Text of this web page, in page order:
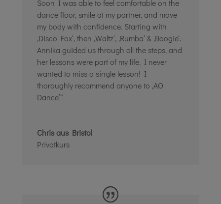
Soon I was able to feel comfortable on the
dance floor, smile at my partner, and move
my body with confidence. Starting with
‚Disco Fox‘, then ‚Waltz‘, ‚Rumba‘ & ‚Boogie‘.
Annika guided us through all the steps, and
her lessons were part of my life. I never
wanted to miss a single lesson! I
thoroughly recommend anyone to ‚AO
Dance’“
Chris aus Bristol
Privatkurs